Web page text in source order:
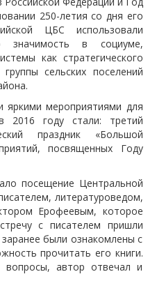
250-летия со дня его
ЦБС использовали
значимость в социуме,
как стратегического
сельских поселений
мероприятиями для
2016 году стали: третий
праздник «Большой
посвященных Году
посещение Центральной
литературоведом,
Ерофеевым, которое
с писателем пришли
были ознакомлены с
прочитать его книги.
вопросы, автор отвечал и